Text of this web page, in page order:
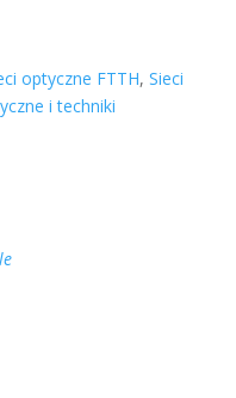
optyczne FTTH, Sieci
i techniki